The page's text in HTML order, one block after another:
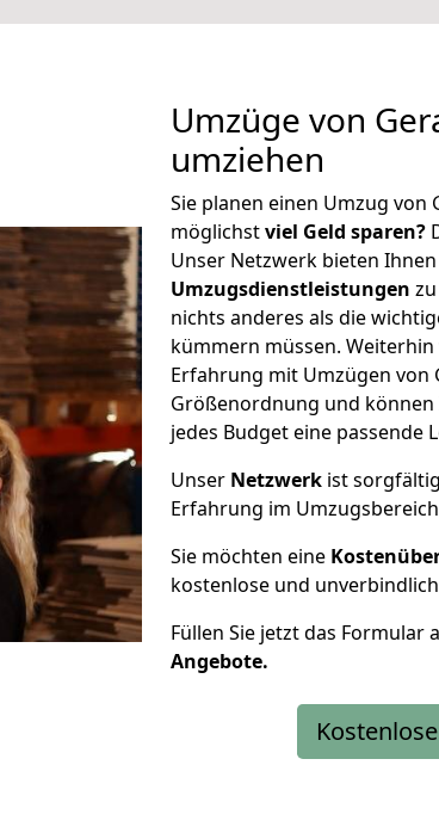
Umzüge von
umziehen
Sie planen einen Umzug
möglichstviel Geld sparen?
Unser Netzwerk bieten Ihnen
Umzugsdienstleistungen
nichts anderes als die
kümmern müssen.
Erfahrung mit Umzügen
Größenordnung und
jedes Budget eine passende
Unser Netzwerk ist
Erfahrung im
Sie möchten eine
kostenlose und
Füllen Sie jetzt das Formular
Angebote.